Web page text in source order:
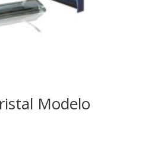
Modelo